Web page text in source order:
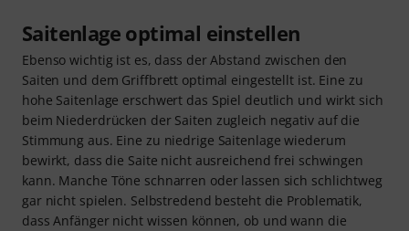
Saitenlage optimal einstellen
Ebenso wichtig ist es, dass der Abstand zwischen den
Saiten und dem Griffbrett optimal eingestellt ist. Eine zu
hohe Saitenlage erschwert das Spiel deutlich und wirkt sich
beim Niederdrücken der Saiten zugleich negativ auf die
Stimmung aus. Eine zu niedrige Saitenlage wiederum
bewirkt, dass die Saite nicht ausreichend frei schwingen
kann. Manche Töne schnarren oder lassen sich schlichtweg
gar nicht spielen. Selbstredend besteht die Problematik,
dass Anfänger nicht wissen können, ob und wann die